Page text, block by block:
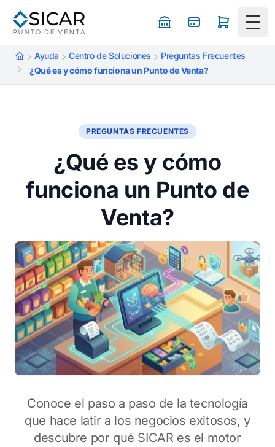
Ayuda Centro de Soluciones
Preguntas Frecuentes
¿Qué es y cómo funciona un Punto de Venta?
PREGUNTAS FRECUENTES
¿Qué es y cómo
funciona un Punto de
Venta?
Conoce el paso a paso de la tecnología
que hace latir a los negocios exitosos, y
descubre por qué SICAR es el motor